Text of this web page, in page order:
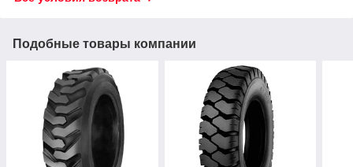
Подобные товары компании